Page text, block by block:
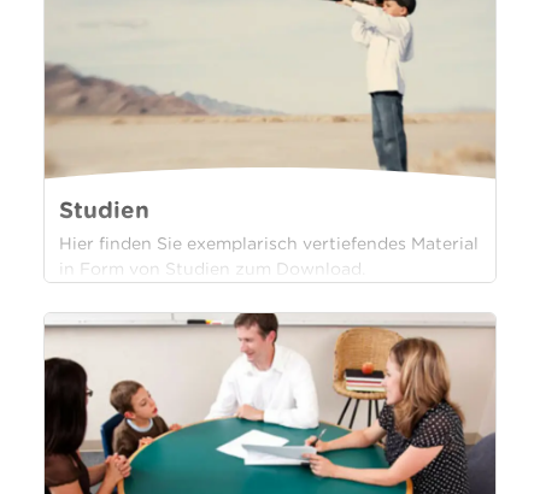
Studien
Hier finden Sie exemplarisch vertiefendes Material
in Form von Studien zum Download.